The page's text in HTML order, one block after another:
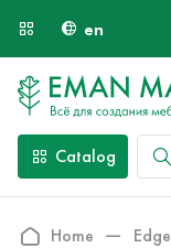
en
Catalog
Home Edge